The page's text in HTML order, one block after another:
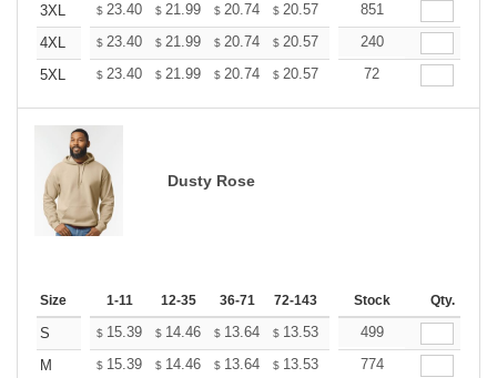
3XL
$ 23.40 $ 21.99 $ 20.74 $ 20.57 20.21
851
4XL
$ 23.40 $ 21.99 $ 20.74 $ 20.57 20.21
240
5XL
$ 23.40 $ 21.99 $ 20.74 $ 20.57 20.21
72
Dusty Rose
Size 1-11 12-35 36-71 72-143 144-287 288 + More
Stock Qty.
S $ 15.39 $ 14.46 $ 13.64 $ 13.53 13.29
499
M
$ 15.39 $ 14.46 $ 13.64 $ 13.53 13.29
774